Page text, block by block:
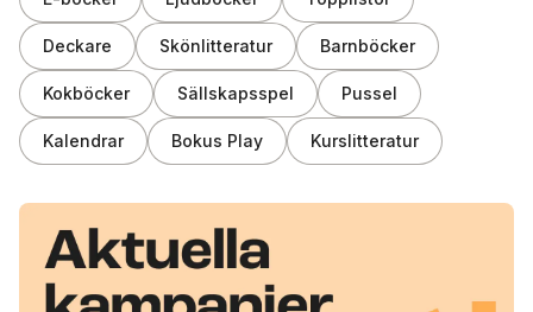
Deckare Skönlitteratur Barnböcker
Kokböcker Sällskapsspel Pussel
Kalendrar Bokus Play Kurslitteratur